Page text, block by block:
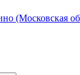
(Московская